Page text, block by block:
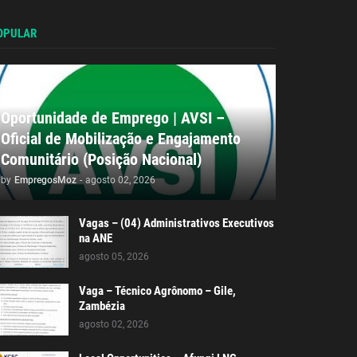
Oportunidade de Emprego | AVSI –
Oficial de Mobilização e Engajamento
Comunitário (Posição Nacional)
by EmpregosMoz - agosto 02, 2026
Vagas – (04) Administrativos Executivos
na ANE
agosto 05, 2026
Vaga – Técnico Agrônomo – Gile,
Zambézia
agosto 02, 2026